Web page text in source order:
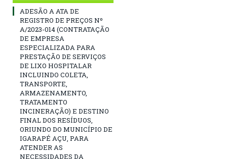
ADESÃO A ATA DE
REGISTRO DE PREÇOS Nº
A/2023-014 (CONTRATAÇÃO
DE EMPRESA
ESPECIALIZADA PARA
PRESTAÇÃO DE SERVIÇOS
DE LIXO HOSPITALAR
INCLUINDO COLETA,
TRANSPORTE,
ARMAZENAMENTO,
TRATAMENTO
INCINERAÇÃO) E DESTINO
FINAL DOS RESÍDUOS,
ORIUNDO DO MUNICÍPIO DE
IGARAPÉ AÇU, PARA
ATENDER AS
NECESSIDADES DA